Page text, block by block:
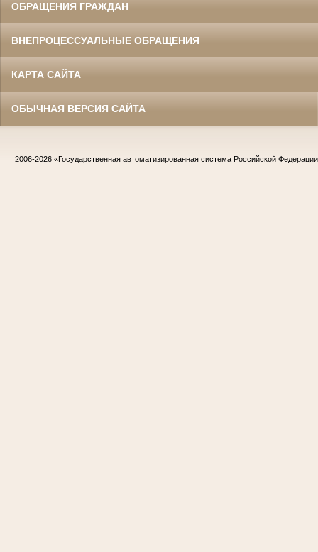
ОБРАЩЕНИЯ ГРАЖДАН
ВНЕПРОЦЕССУАЛЬНЫЕ ОБРАЩЕНИЯ
КАРТА САЙТА
ОБЫЧНАЯ ВЕРСИЯ САЙТА
2006-2026 «Государственная автоматизированная система Российской